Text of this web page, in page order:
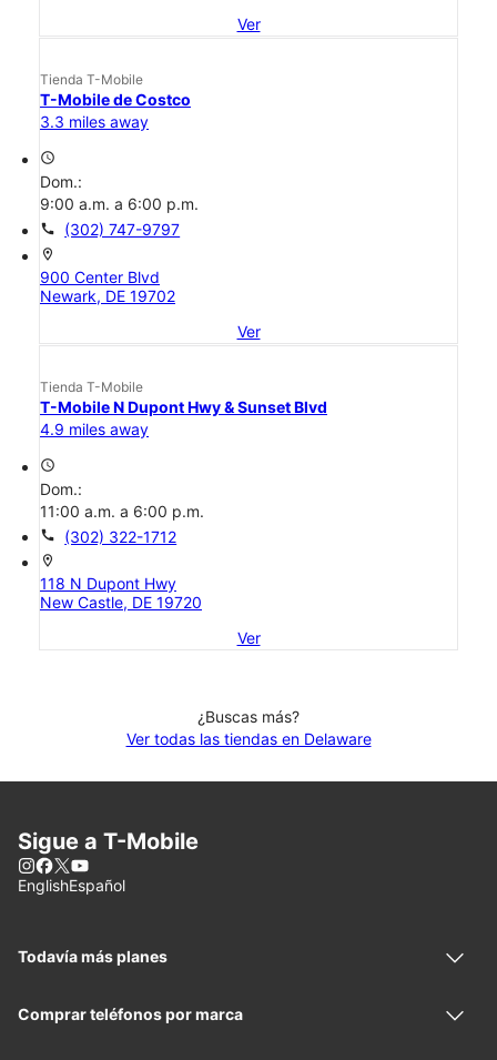
Ver
Tienda T-Mobile
T-Mobile de Costco
3.3 miles away
access_time
Dom.:
9:00 a.m. a 6:00 p.m.
call (302) 747-9797
location_on
900 Center Blvd
Newark, DE 19702
Ver
Tienda T-Mobile
T-Mobile N Dupont Hwy & Sunset Blvd
4.9 miles away
access_time
Dom.:
11:00 a.m. a 6:00 p.m.
call (302) 322-1712
location_on
118 N Dupont Hwy
New Castle, DE 19720
Ver
¿Buscas más?
Ver todas las tiendas en Delaware